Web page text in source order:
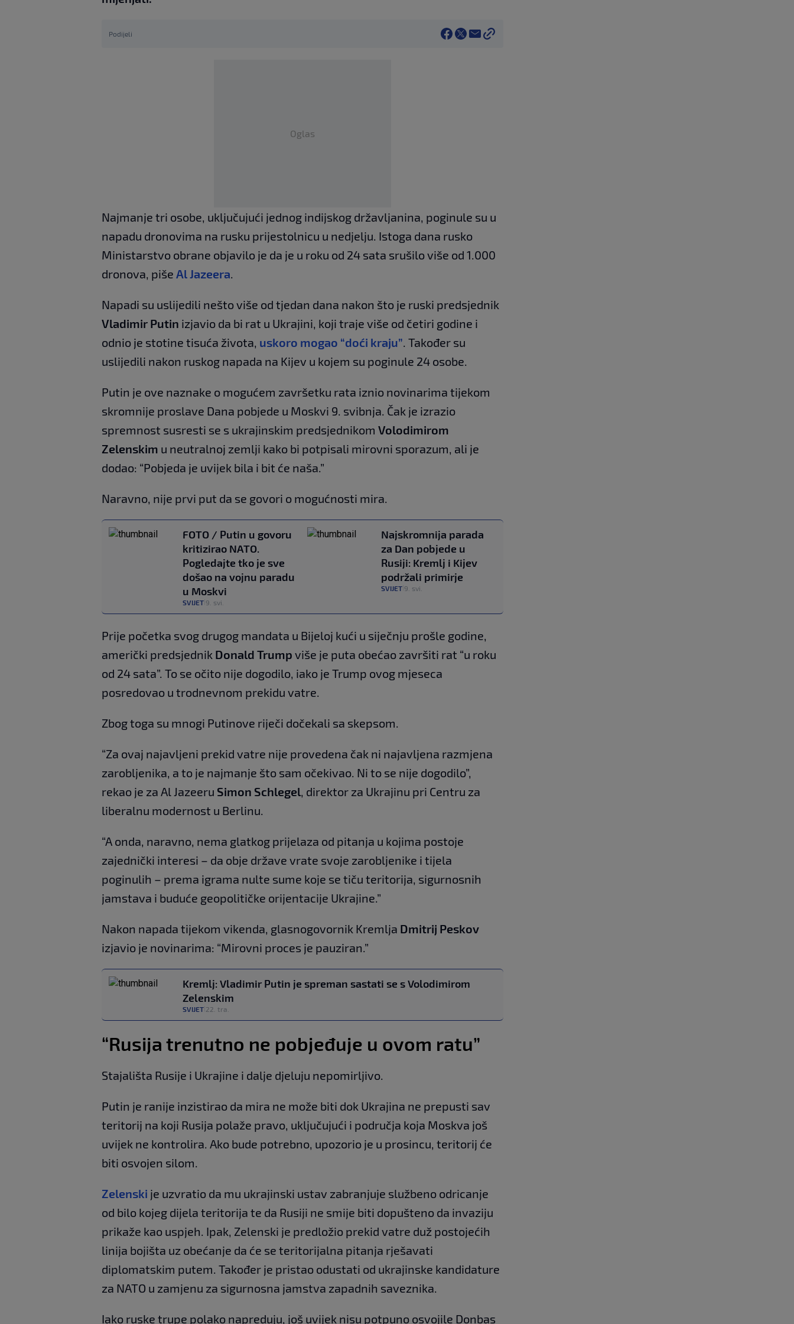
Podijeli
Oglas
Najmanje tri osobe, uključujući jednog indijskog državljanina, poginule su u
napadu dronovima na rusku prijestolnicu u nedjelju. Istoga dana rusko
Ministarstvo obrane objavilo je da je u roku od 24 sata srušilo više od 1.000
dronova, piše Al Jazeera.
Napadi su uslijedili nešto više od tjedan dana nakon što je ruski predsjednik
Vladimir Putin izjavio da bi rat u Ukrajini, koji traje više od četiri godine i
odnio je stotine tisuća života, uskoro mogao “doći kraju”. Također su
uslijedili nakon ruskog napada na Kijev u kojem su poginule 24 osobe.
Putin je ove naznake o mogućem završetku rata iznio novinarima tijekom
skromnije proslave Dana pobjede u Moskvi 9. svibnja. Čak je izrazio
spremnost susresti se s ukrajinskim predsjednikom Volodimirom
Zelenskim u neutralnoj zemlji kako bi potpisali mirovni sporazum, ali je
dodao: “Pobjeda je uvijek bila i bit će naša.”
Naravno, nije prvi put da se govori o mogućnosti mira.
FOTO / Putin u govoru
kritizirao NATO.
Pogledajte tko je sve
došao na vojnu paradu
u Moskvi
SVIJET 9. svi.
Najskromnija parada
za Dan pobjede u
Rusiji: Kremlj i Kijev
podržali primirje
SVIJET 9. svi.
Prije početka svog drugog mandata u Bijeloj kući u siječnju prošle godine,
američki predsjednik Donald Trump više je puta obećao završiti rat “u roku
od 24 sata”. To se očito nije dogodilo, iako je Trump ovog mjeseca
posredovao u trodnevnom prekidu vatre.
Zbog toga su mnogi Putinove riječi dočekali sa skepsom.
“Za ovaj najavljeni prekid vatre nije provedena čak ni najavljena razmjena
zarobljenika, a to je najmanje što sam očekivao. Ni to se nije dogodilo”,
rekao je za Al Jazeeru Simon Schlegel, direktor za Ukrajinu pri Centru za
liberalnu modernost u Berlinu.
“A onda, naravno, nema glatkog prijelaza od pitanja u kojima postoje
zajednički interesi – da obje države vrate svoje zarobljenike i tijela
poginulih – prema igrama nulte sume koje se tiču teritorija, sigurnosnih
jamstava i buduće geopolitičke orijentacije Ukrajine.”
Nakon napada tijekom vikenda, glasnogovornik Kremlja Dmitrij Peskov
izjavio je novinarima: “Mirovni proces je pauziran.”
Kremlj: Vladimir Putin je spreman sastati se s Volodimirom
Zelenskim
SVIJET 22. tra.
“Rusija trenutno ne pobjeđuje u ovom ratu”
Stajališta Rusije i Ukrajine i dalje djeluju nepomirljivo.
Putin je ranije inzistirao da mira ne može biti dok Ukrajina ne prepusti sav
teritorij na koji Rusija polaže pravo, uključujući i područja koja Moskva još
uvijek ne kontrolira. Ako bude potrebno, upozorio je u prosincu, teritorij će
biti osvojen silom.
Zelenski je uzvratio da mu ukrajinski ustav zabranjuje službeno odricanje
od bilo kojeg dijela teritorija te da Rusiji ne smije biti dopušteno da invaziju
prikaže kao uspjeh. Ipak, Zelenski je predložio prekid vatre duž postojećih
linija bojišta uz obećanje da će se teritorijalna pitanja rješavati
diplomatskim putem. Također je pristao odustati od ukrajinske kandidature
za NATO u zamjenu za sigurnosna jamstva zapadnih saveznika.
Iako ruske trupe polako napreduju, još uvijek nisu potpuno osvojile Donbas